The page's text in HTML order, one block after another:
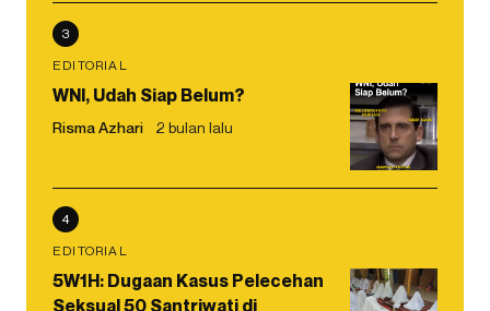
3
EDITORIAL
WNI, Udah Siap Belum?
Risma Azhari 2 bulan lalu
4
EDITORIAL
5W1H: Dugaan Kasus Pelecehan
Seksual 50 Santriwati di